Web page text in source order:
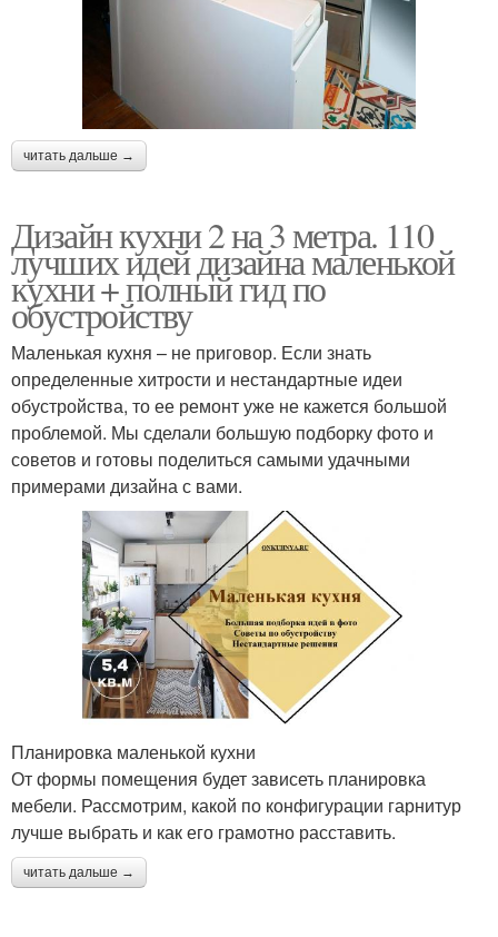
читать дальше →
Дизайн кухни 2 на 3 метра. 110
лучших идей дизайна маленькой
кухни + полный гид по
обустройству
Маленькая кухня – не приговор. Если знать
определенные хитрости и нестандартные идеи
обустройства, то ее ремонт уже не кажется большой
проблемой. Мы сделали большую подборку фото и
советов и готовы поделиться самыми удачными
примерами дизайна с вами.
Планировка маленькой кухни
От формы помещения будет зависеть планировка
мебели. Рассмотрим, какой по конфигурации гарнитур
лучше выбрать и как его грамотно расставить.
читать дальше →